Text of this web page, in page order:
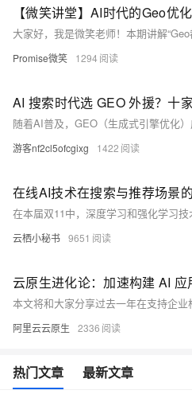
Promise微笑 1294
AI 搜索时代选 GEO 外援？十
游客nf2cl5ofcgixg 1422
在线AI技术在搜索与推荐场景
云栖小秘书 9651
云原生进化论：加速构建 AI 应
阿里云云原生 2336
热门文章 最新文章